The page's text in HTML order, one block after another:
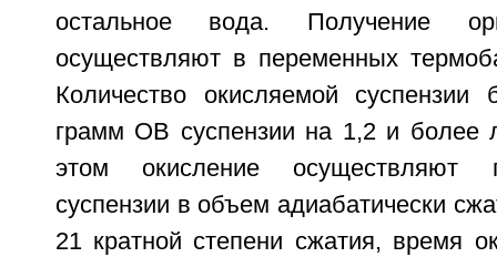
остальное вода. Получение
осуществляют в переменных
Количество окисляемой суспензии
грамм ОВ суспензии на 1,2 и более
этом окисление осуществляют
суспензии в объем адиабатически
21 кратной степени сжатия, время